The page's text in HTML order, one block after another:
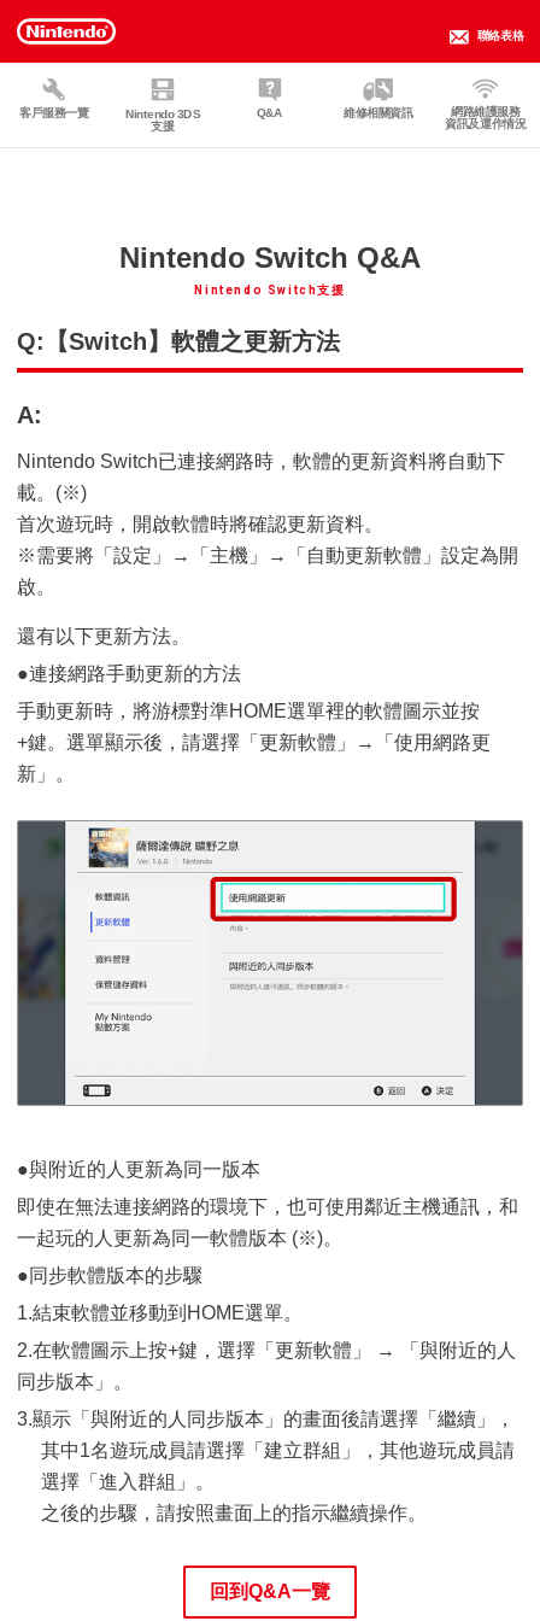
客戶服務一覽
Nintendo 3DS
支援
Q&A 維修相關資訊
聯絡表格
網路維護服務
資訊及運作情況
Nintendo Switch Q&A
Nintendo Switch支援
Q:【Switch】軟體之更新方法
A:
Nintendo Switch已連接網路時，軟體的更新資料將自動下
載。(※)
首次遊玩時，開啟軟體時將確認更新資料。
※需要將「設定」→「主機」→「自動更新軟體」設定為開
啟。
還有以下更新方法。
●連接網路手動更新的方法
手動更新時，將游標對準HOME選單裡的軟體圖示並按
+鍵。選單顯示後，請選擇「更新軟體」→「使用網路更
新」。
●與附近的人更新為同一版本
即使在無法連接網路的環境下，也可使用鄰近主機通訊，和
一起玩的人更新為同一軟體版本 (※)。
●同步軟體版本的步驟
1.結束軟體並移動到HOME選單。
2.在軟體圖示上按+鍵，選擇「更新軟體」 → 「與附近的人
同步版本」。
3.顯示「與附近的人同步版本」的畫面後請選擇「繼續」，
其中1名遊玩成員請選擇「建立群組」，其他遊玩成員請
選擇「進入群組」。
之後的步驟，請按照畫面上的指示繼續操作。
回到Q&A一覽